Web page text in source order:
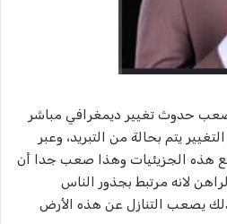
حدوث تغيير ديمغرافي مباشر
يتم بحالة من التبريد، وعبر
هذه الجزيئيات وهذا صعب جدا أن
لانه مرتبط بجذور الناس
يصعب التنازل عن هذه الأرض